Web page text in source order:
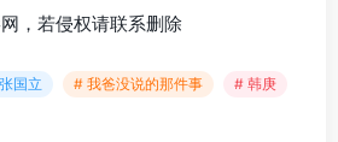
，若侵权请联系删除
国立 # 我爸没说的那件事 # 韩庚